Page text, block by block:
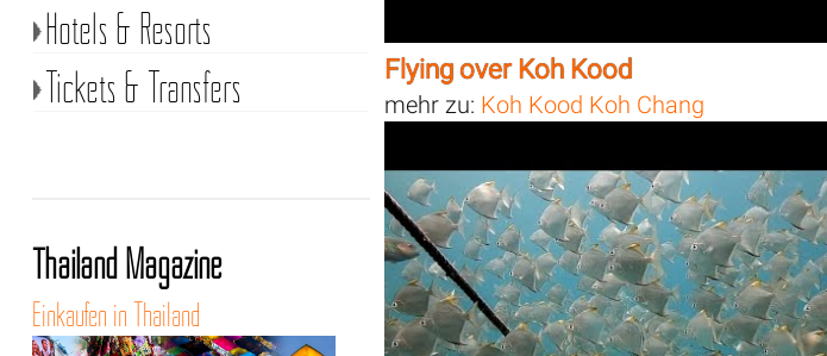
Flying over Koh Kood
mehr zu: Koh Kood Koh Chang
Hotels & Resorts
Tickets & Transfers
Thailand Magazine
Einkaufen in Thailand